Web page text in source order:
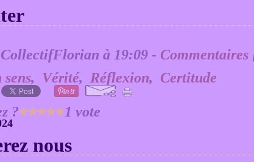
CollectifFlorian à 19:09 - Commentaires
sens, Vérité, Réflexion, Certitude
? 1 vote
nous